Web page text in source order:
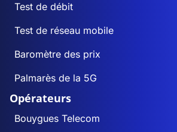
Test de débit
Test de réseau mobile
Baromètre des prix
Palmarès de la 5G
Opérateurs
Bouygues Telecom